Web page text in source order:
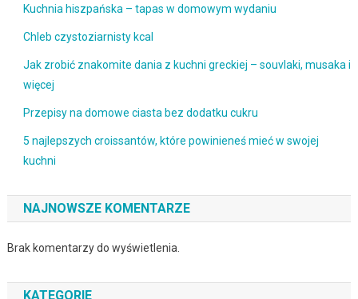
Kuchnia hiszpańska – tapas w domowym wydaniu
Chleb czystoziarnisty kcal
Jak zrobić znakomite dania z kuchni greckiej – souvlaki, musaka i
więcej
Przepisy na domowe ciasta bez dodatku cukru
5 najlepszych croissantów, które powinieneś mieć w swojej
kuchni
NAJNOWSZE KOMENTARZE
Brak komentarzy do wyświetlenia.
KATEGORIE